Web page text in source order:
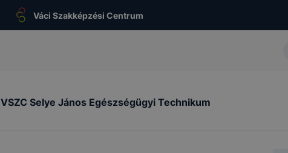
Váci Szakképzési Centrum
VSZC Selye János Egészségügyi Technikum